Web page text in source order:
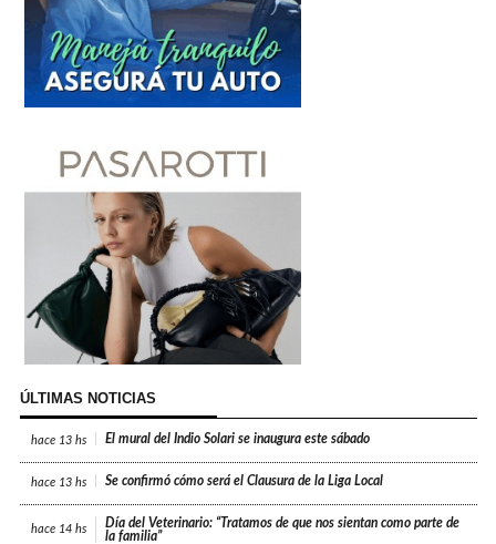
ÚLTIMAS NOTICIAS
hace 13 hs El mural del Indio Solari se inaugura este sábado
hace 13 hs Se confirmó cómo será el Clausura de la Liga Local
hace 14 hs
Día del Veterinario: “Tratamos de que nos sientan como parte de
la familia”